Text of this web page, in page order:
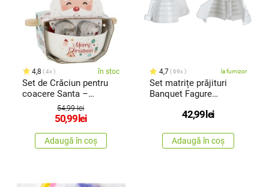
4,8 4x în stoc
Set de Crăciun pentru
coacere Santa –
bol,sucitor, forme de
54,99 lei
50,99 lei
Adaugă în coș
4,7 69x la furnizor
Set matrițe prăjituri
Banquet Fagure
42,99 lei
Adaugă în coș